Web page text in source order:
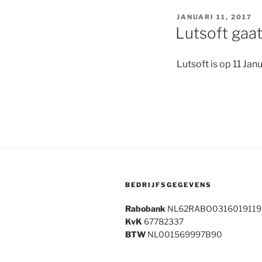
GEPLAATST
OP
JANUARI 11, 2017
Lutsoft
Lutsoft is op 11
BEDRIJFSGEGEVENS
Rabobank NL62RABO0316019119
KvK 67782337
BTW NL001569997B90